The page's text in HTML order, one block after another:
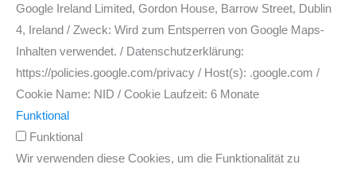
Google Ireland Limited, Gordon House, Barrow Street, Dublin
4, Ireland / Zweck: Wird zum Entsperren von Google Maps-
Inhalten verwendet. / Datenschutzerklärung:
https://policies.google.com/privacy / Host(s): .google.com /
Cookie Name: NID / Cookie Laufzeit: 6 Monate
Funktional
Funktional
Wir verwenden diese Cookies, um die Funktionalität zu